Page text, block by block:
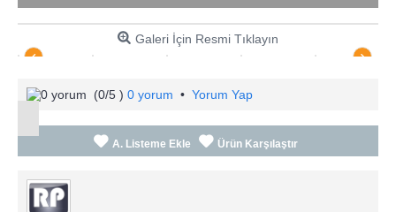
Galeri İçin Resmi Tıklayın
(0/5 ) 0 yorum • Yorum Yap
A. Listeme Ekle Ürün Karşılaştır